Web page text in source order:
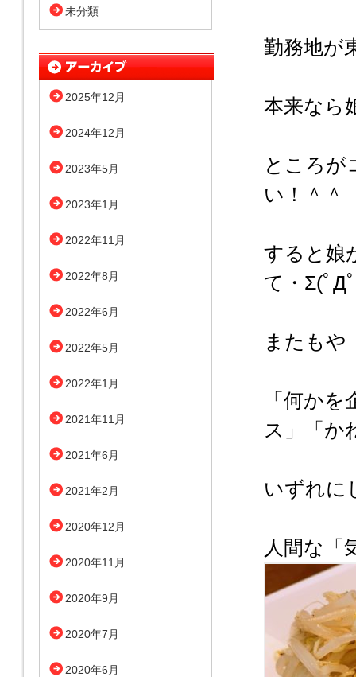
勤務地が
本来なら
ところが
い！＾＾
すると娘
て・Σ(ﾟД
またもや
「何か
ス」「か
いずれに
人間な「
未分類
2025年12月
2024年12月
2023年5月
2023年1月
2022年11月
2022年8月
2022年6月
2022年5月
2022年1月
2021年11月
2021年6月
2021年2月
2020年12月
2020年11月
2020年9月
2020年7月
2020年6月